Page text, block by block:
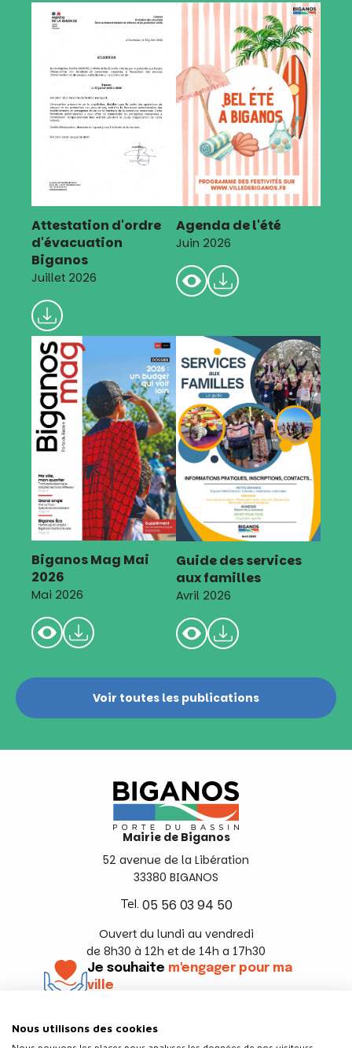
Attestation d'ordre
d'évacuation
Biganos
Juillet 2026
Agenda de l'été
Juin 2026
Biganos Mag Mai
2026
Mai 2026
Guide des services
aux familles
Avril 2026
Voir toutes les publications
Mairie de Biganos
52 avenue de la Libération
33380 BIGANOS
Tel. 05 56 03 94 50
Ouvert du lundi au vendredi
de 8h30 à 12h et de 14h a 17h30
Je souhaite m'engager pour ma
ville
Suivez-nous
Nous utilisons des cookies